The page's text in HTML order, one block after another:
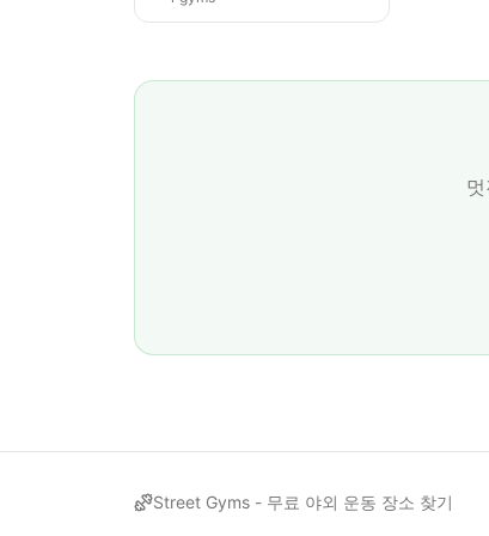
Street Gyms - 무료 야외 운동 장소 찾기